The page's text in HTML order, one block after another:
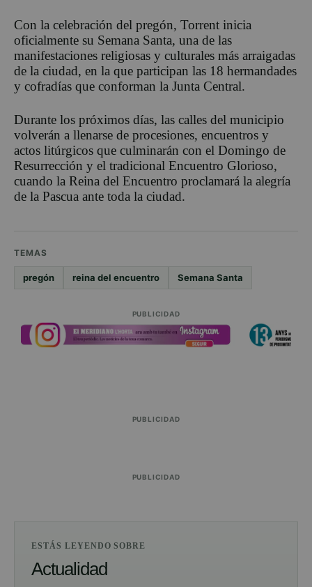
Con la celebración del pregón, Torrent inicia
oficialmente su Semana Santa, una de las
manifestaciones religiosas y culturales más arraigadas
de la ciudad, en la que participan las 18 hermandades
y cofradías que conforman la Junta Central.
Durante los próximos días, las calles del municipio
volverán a llenarse de procesiones, encuentros y
actos litúrgicos que culminarán con el Domingo de
Resurrección y el tradicional Encuentro Glorioso,
cuando la Reina del Encuentro proclamará la alegría
de la Pascua ante toda la ciudad.
TEMAS
pregón reina del encuentro Semana Santa
PUBLICIDAD
PUBLICIDAD
PUBLICIDAD
ESTÁS LEYENDO SOBRE
Actualidad